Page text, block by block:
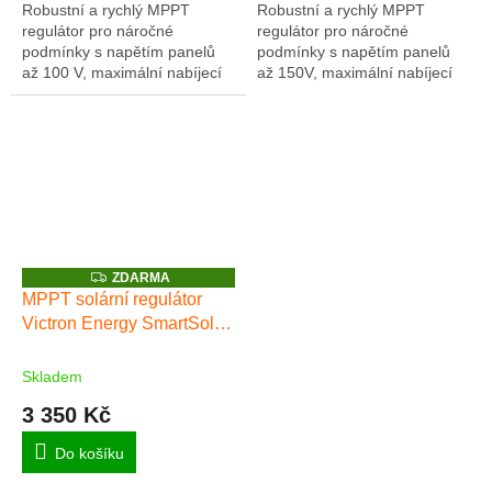
Robustní a rychlý MPPT
regulátor pro náročné
podmínky s napětím panelů
až 100 V, maximální nabíjecí
proud 50 A. Baterie 12/24V,
Robustní a rychlý MPPT
regulátor pro náročné
podmínky s napětím panelů
až 150V, maximální nabíjecí
Z
D
A
R
ZDARMA
MPPT solární regulátor
Victron Energy SmartSolar
Skladem
3 350 Kč
Do košíku